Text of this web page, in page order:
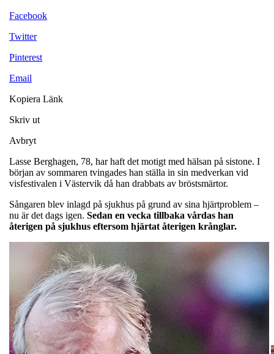
Facebook
Twitter
Pinterest
Email
Kopiera Länk
Skriv ut
Avbryt
Lasse Berghagen, 78, har haft det motigt med hälsan på sistone. I
början av sommaren tvingades han ställa in sin medverkan vid
visfestivalen i Västervik då han drabbats av bröstsmärtor.
Sångaren blev inlagd på sjukhus på grund av sina hjärtproblem –
nu är det dags igen. Sedan en vecka tillbaka vårdas han
återigen på sjukhus eftersom hjärtat återigen krånglar.